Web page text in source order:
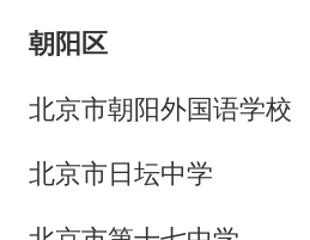
朝阳区
北京市朝阳外国语学校
北京市日坛中学